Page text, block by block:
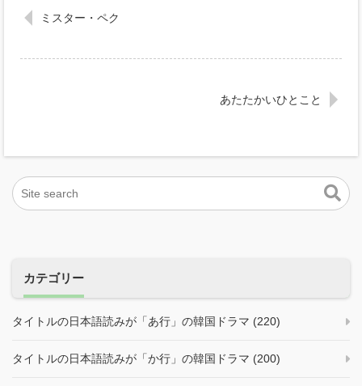
ミスター・ペク
あたたかいひとこと
カテゴリー
タイトルの日本語読みが「あ行」の韓国ドラマ (220)
タイトルの日本語読みが「か行」の韓国ドラマ (200)